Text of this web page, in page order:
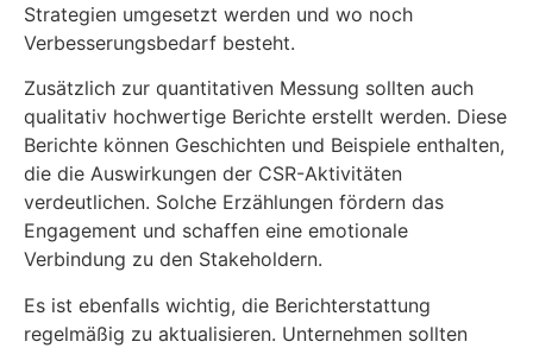
Strategien umgesetzt werden und wo noch
Verbesserungsbedarf besteht.
Zusätzlich zur quantitativen Messung sollten auch
qualitativ hochwertige Berichte erstellt werden. Diese
Berichte können Geschichten und Beispiele enthalten,
die die Auswirkungen der CSR-Aktivitäten
verdeutlichen. Solche Erzählungen fördern das
Engagement und schaffen eine emotionale
Verbindung zu den Stakeholdern.
Es ist ebenfalls wichtig, die Berichterstattung
regelmäßig zu aktualisieren. Unternehmen sollten